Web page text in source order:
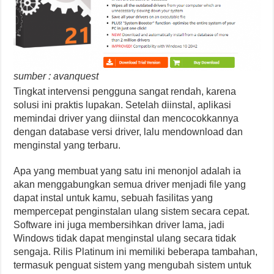
sumber : avanquest
Tingkat intervensi pengguna sangat rendah, karena
solusi ini praktis lupakan. Setelah diinstal, aplikasi
memindai driver yang diinstal dan mencocokkannya
dengan database versi driver, lalu mendownload dan
menginstal yang terbaru.
Apa yang membuat yang satu ini menonjol adalah ia
akan menggabungkan semua driver menjadi file yang
dapat instal untuk kamu, sebuah fasilitas yang
mempercepat penginstalan ulang sistem secara cepat.
Software ini juga membersihkan driver lama, jadi
Windows tidak dapat menginstal ulang secara tidak
sengaja. Rilis Platinum ini memiliki beberapa tambahan,
termasuk penguat sistem yang mengubah sistem untuk